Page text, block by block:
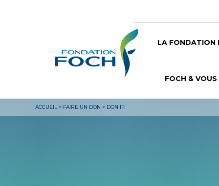
LA FONDATION
FOCH & VOUS
ACCUEIL > FAIRE UN DON > DON IFI